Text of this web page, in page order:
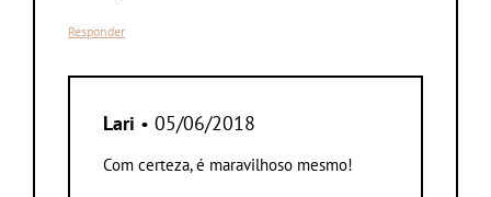
Responder
Lari • 05/06/2018
Com certeza, é maravilhoso mesmo!